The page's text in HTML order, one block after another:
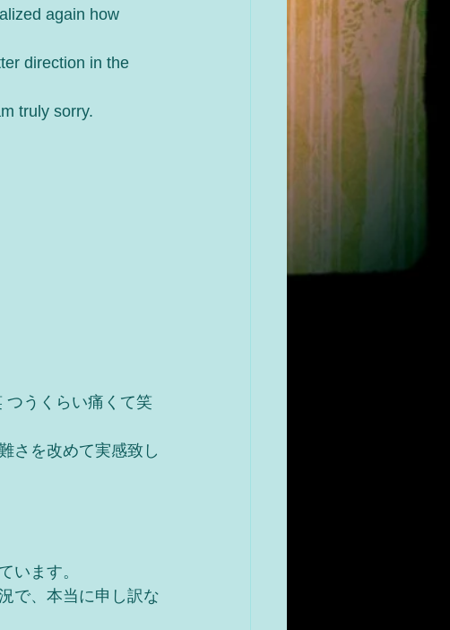
again how
direction in the
truly sorry.
つうくらい痛くて笑
さを改めて実感致し
います。
で、本当に申し訳な